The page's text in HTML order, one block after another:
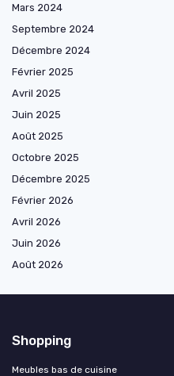
Mars 2024
Septembre 2024
Décembre 2024
Février 2025
Avril 2025
Juin 2025
Août 2025
Octobre 2025
Décembre 2025
Février 2026
Avril 2026
Juin 2026
Août 2026
Shopping
Meubles bas de cuisine